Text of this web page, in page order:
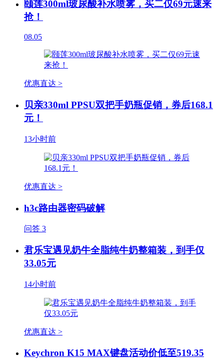
颐莲300ml玻尿酸补水喷雾，买二仅69元速来
抢！
08.05
优惠直达 >
贝亲330ml PPSU双把手奶瓶促销，券后168.1
元！
13小时前
优惠直达 >
h3c路由器密码破解
问答 3
君乐宝遇见奶牛全脂纯牛奶整箱装，到手仅
33.05元
14小时前
优惠直达 >
Keychron K15 MAX键盘活动价低至519.35